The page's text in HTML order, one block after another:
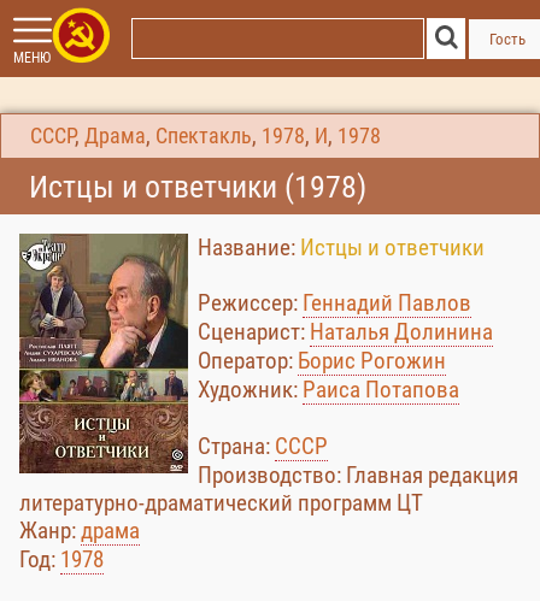
МЕНЮ
Гость
СССР, Драма, Спектакль, 1978, И , 1978
Истцы и ответчики (1978)
Название: Истцы и ответчики
Режиссер: Геннадий Павлов
Сценарист: Наталья Долинина
Оператор: Борис Рогожин
Художник: Раиса Потапова
Страна: СССР
Производство: Главная редакция
литературно-драматический программ ЦТ
Жанр:драма
Год: 1978